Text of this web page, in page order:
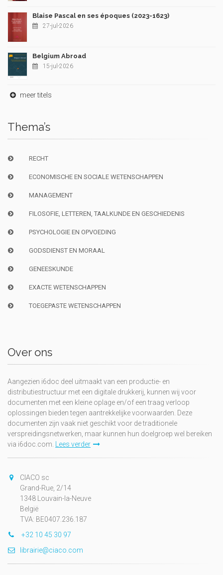
Blaise Pascal en ses époques (2023-1623)
27-jul-2026
Belgium Abroad
15-jul-2026
meer titels
Thema’s
RECHT
ECONOMISCHE EN SOCIALE WETENSCHAPPEN
MANAGEMENT
FILOSOFIE, LETTEREN, TAALKUNDE EN GESCHIEDENIS
PSYCHOLOGIE EN OPVOEDING
GODSDIENST EN MORAAL
GENEESKUNDE
EXACTE WETENSCHAPPEN
TOEGEPASTE WETENSCHAPPEN
Over ons
Aangezien i6doc deel uitmaakt van een productie- en
distributiestructuur met een digitale drukkerij, kunnen wij voor
documenten met een kleine oplage en/of een traag verloop
oplossingen bieden tegen aantrekkelijke voorwaarden. Deze
documenten zijn vaak niet geschikt voor de traditionele
verspreidingsnetwerken, maar kunnen hun doelgroep wel bereiken
via i6doc.com. Lees verder
CIACO sc
Grand-Rue, 2/14
1348 Louvain-la-Neuve
België
TVA: BE0407.236.187
+32 10 45 30 97
librairie@ciaco.com